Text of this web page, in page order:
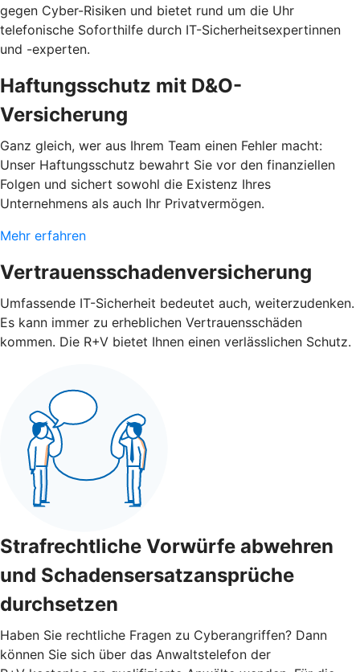
gegen Cyber-Risiken und bietet rund um die Uhr
telefonische Soforthilfe durch IT-Sicherheitsexpertinnen
und -experten.
Haftungsschutz mit D&O-
Versicherung
Ganz gleich, wer aus Ihrem Team einen Fehler macht:
Unser Haftungsschutz bewahrt Sie vor den finanziellen
Folgen und sichert sowohl die Existenz Ihres
Unternehmens als auch Ihr Privatvermögen.
Mehr erfahren
Vertrauensschadenversicherung
Umfassende IT-Sicherheit bedeutet auch, weiterzudenken.
Es kann immer zu erheblichen Vertrauensschäden
kommen. Die R+V bietet Ihnen einen verlässlichen Schutz.
Strafrechtliche Vorwürfe abwehren
und Schadensersatzansprüche
durchsetzen
Haben Sie rechtliche Fragen zu Cyberangriffen? Dann
können Sie sich über das Anwaltstelefon der